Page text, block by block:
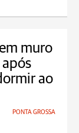
muro
após
ao
PONTA GROSSA